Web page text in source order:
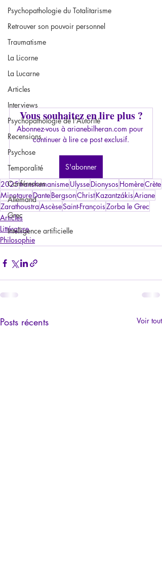
Psychopathologie du Totalitarisme
Retrouver son pouvoir personnel
Traumatisme
La Licorne
La Lucarne
Articles
Interviews
Psychopathologie de l'Autorité
Recensions
Psychose
Temporalité
Conférences
Allemand
Grec
Intelligence artificielle
Vous souhaitez en lire plus ?
Abonnez-vous à arianebilheran.com pour
continuer à lire ce post exclusif.
S'abonner
2025transhumanismeUlysseDionysos HomèreCrète
MinotaureDanteBergsonChristKazantzákisAriane
ZarathoustraAscèseSaint-FrançoisZorba le Grec
Articles
Littérature
Philosophie
Posts récents Voir tout